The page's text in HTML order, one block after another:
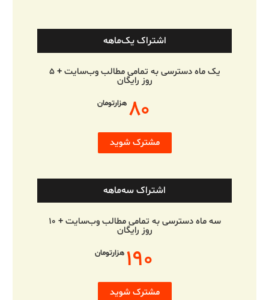
اشتراک یک‌ماهه
یک ماه دسترسی به تمامی مطالب وب‌سایت + ۵
روز رایگان
۸۰ هزارتومان
مشترک شوید
اشتراک سه‌ماهه
سه ماه دسترسی به تمامی مطالب وب‌سایت + ۱۰
روز رایگان
۱۹۰ هزارتومان
مشترک شوید